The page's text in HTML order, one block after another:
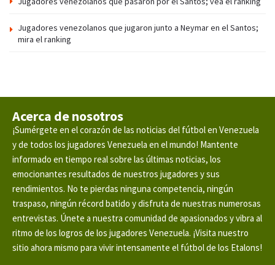
Jugadores venezolanos que jugaron junto a Neymar en el Santos;
mira el ranking
Acerca de nosotros
¡Sumérgete en el corazón de las noticias del fútbol en Venezuela
y de todos los jugadores Venezuela en el mundo! Mantente
informado en tiempo real sobre las últimas noticias, los
emocionantes resultados de nuestros jugadores y sus
rendimientos. No te pierdas ninguna competencia, ningún
traspaso, ningún récord batido y disfruta de nuestras numerosas
entrevistas. Únete a nuestra comunidad de apasionados y vibra al
ritmo de los logros de los jugadores Venezuela. ¡Visita nuestro
sitio ahora mismo para vivir intensamente el fútbol de los Etalons!